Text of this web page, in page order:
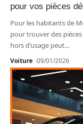
pour vos pièces
Pour les habitants de
pour trouver des
hors d’usage peut…
Voiture 09/01/2026